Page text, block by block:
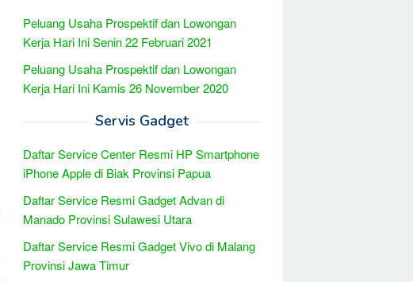
Peluang Usaha Prospektif dan Lowongan
Kerja Hari Ini Senin 22 Februari 2021
Peluang Usaha Prospektif dan Lowongan
Kerja Hari Ini Kamis 26 November 2020
Servis Gadget
Daftar Service Center Resmi HP Smartphone
iPhone Apple di Biak Provinsi Papua
Daftar Service Resmi Gadget Advan di
Manado Provinsi Sulawesi Utara
Daftar Service Resmi Gadget Vivo di Malang
Provinsi Jawa Timur